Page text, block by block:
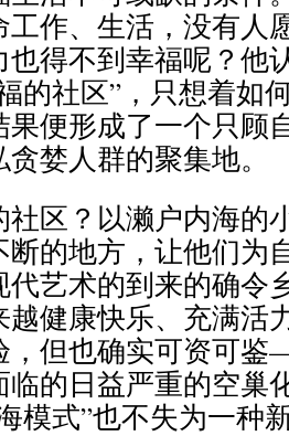
工作、生活，没有人
也得不到幸福呢？他
的社区”，只想着如
果便形成了一个只顾
婪人群的聚集地。
社区？以濑户内海的
断的地方，让他们为
代艺术的到来的确令
越健康快乐、充满活
，但也确实可资可
临的日益严重的空巢
模式”也不失为一种